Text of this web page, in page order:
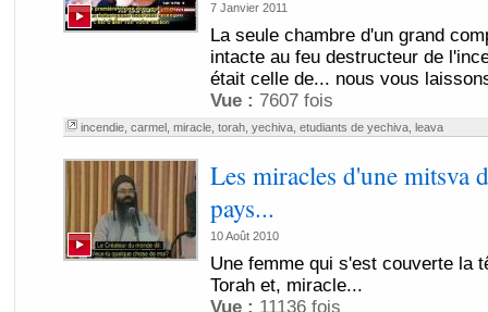
7 Janvier 2011
La seule chambre d'un grand
intacte au feu destructeur de
était celle de... nous vous
Vue : 7607 fois
incendie, carmel, miracle, torah, yechiva, etudiants de yechiva, leava
Les miracles d'une mitsva
pays...
10 Août 2010
Une femme qui s'est couverte la
Torah et, miracle...
Vue : 11136 fois